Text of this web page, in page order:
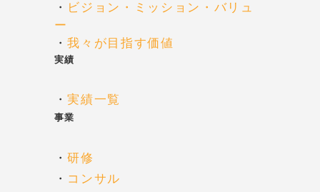
・ ビジョン・ミッション・バリュ
ー
・我々が目指す価値
実績
・実績一覧
事業
・研修
・ コンサル